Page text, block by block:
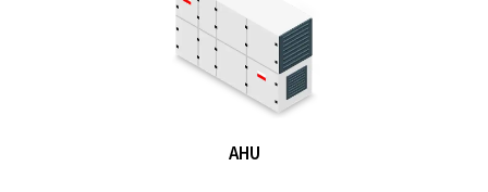
AHU